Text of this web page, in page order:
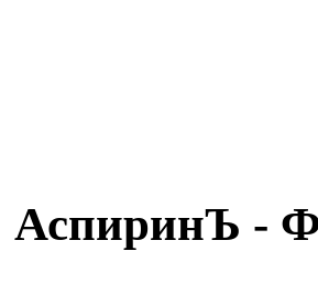
АспиринЪ -